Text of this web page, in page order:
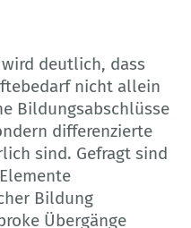
deutlich, dass
nicht allein
Bildungsabschlüsse
differenzierte
sind. Gefragt sind
Bildung
Übergänge